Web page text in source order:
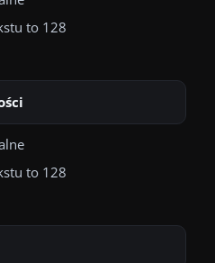
to 128
to 128